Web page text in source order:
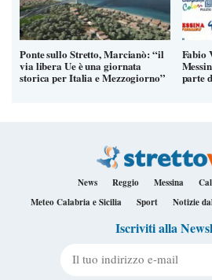
Ponte sullo Stretto, Marcianò: “il
via libera Ue è una giornata
storica per Italia e Mezzogiorno”
Fabio
parte
News Reggio Messina
Meteo Calabria e Sicilia
Sport Notizie
Iscriviti alla